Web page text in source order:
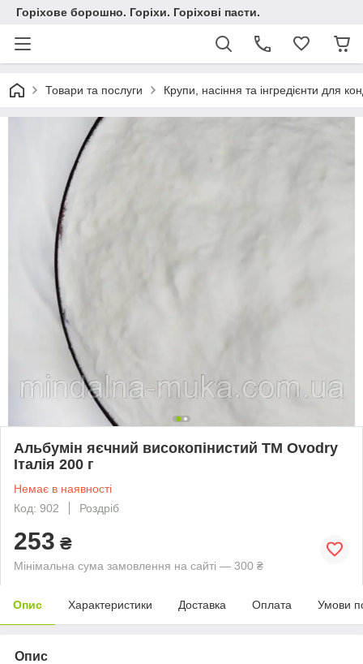
Горіхове борошно. Горіхи. Горіхові пасти.
Товари та послуги Крупи, насіння та інгредієнти для
Альбумін яєчний високопінистий ТМ Ovodry
Італія 200 г
Немає в наявності
Код: 902
Роздріб
253 ₴
Мінімальна сума замовлення на сайті — 300 ₴
Опис Характеристики Доставка Оплата Умови
Опис